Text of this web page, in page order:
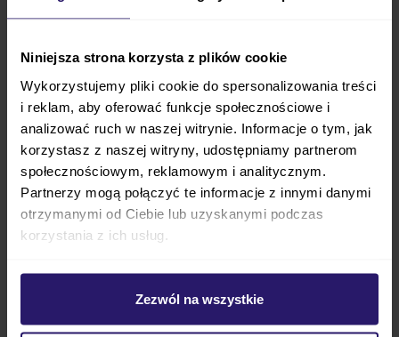
Niniejsza strona korzysta z plików cookie
Wykorzystujemy pliki cookie do spersonalizowania treści
i reklam, aby oferować funkcje społecznościowe i
analizować ruch w naszej witrynie. Informacje o tym, jak
korzystasz z naszej witryny, udostępniamy partnerom
społecznościowym, reklamowym i analitycznym.
Partnerzy mogą połączyć te informacje z innymi danymi
otrzymanymi od Ciebie lub uzyskanymi podczas
korzystania z ich usług.
Zezwól na wszystkie
rekomendacją producenta.CHILDHOME TWO BY
TWO wózek z folią przeciwdeszczowąjest
praktycznym rozwiązaniem zarówno dla rodziców
czworaczków, jak i na potrzeby placówek
opiekuńczych.
Jak wspomniano,CHILDHOME TWO BY TWO wózek
z dużymi kołamiświetnie sprawdzi się na przykład
w żłobkach, dzięki temu rozwiązaniu możesz
przewieźć w nim aż czwórkę dzieci. Siedziska
spacerowe pozwalają na przewożenie
wychowanków od 6. miesiąca życia, aż do 15 kg wagi.